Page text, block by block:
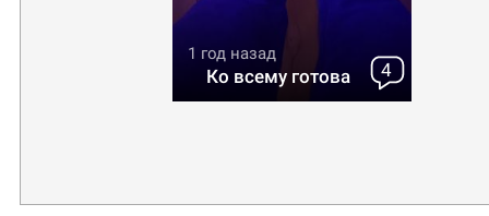
1 год назад
Ко всему готова 4